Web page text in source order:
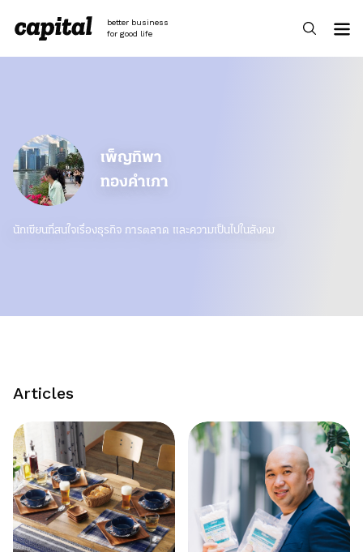
content
better business
for good life
เพ็ญทิพา
ทองคำเภา
นักเขียนที่สนใจเรื่องธุรกิจ การตลาด และความเป็นไปในสังคม
Articles